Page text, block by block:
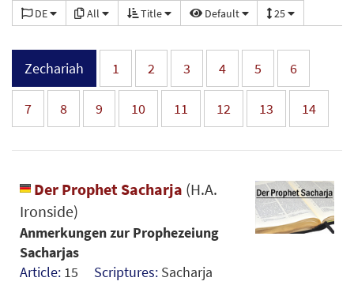
DE All Title Default 25
Zechariah 1 2 3 4 5 6
7 8 9 10 11 12 13 14
Der Prophet Sacharja (H.A.
Ironside)
Anmerkungen zur Prophezeiung
Sacharjas
Article: 15 Scriptures: Sacharja